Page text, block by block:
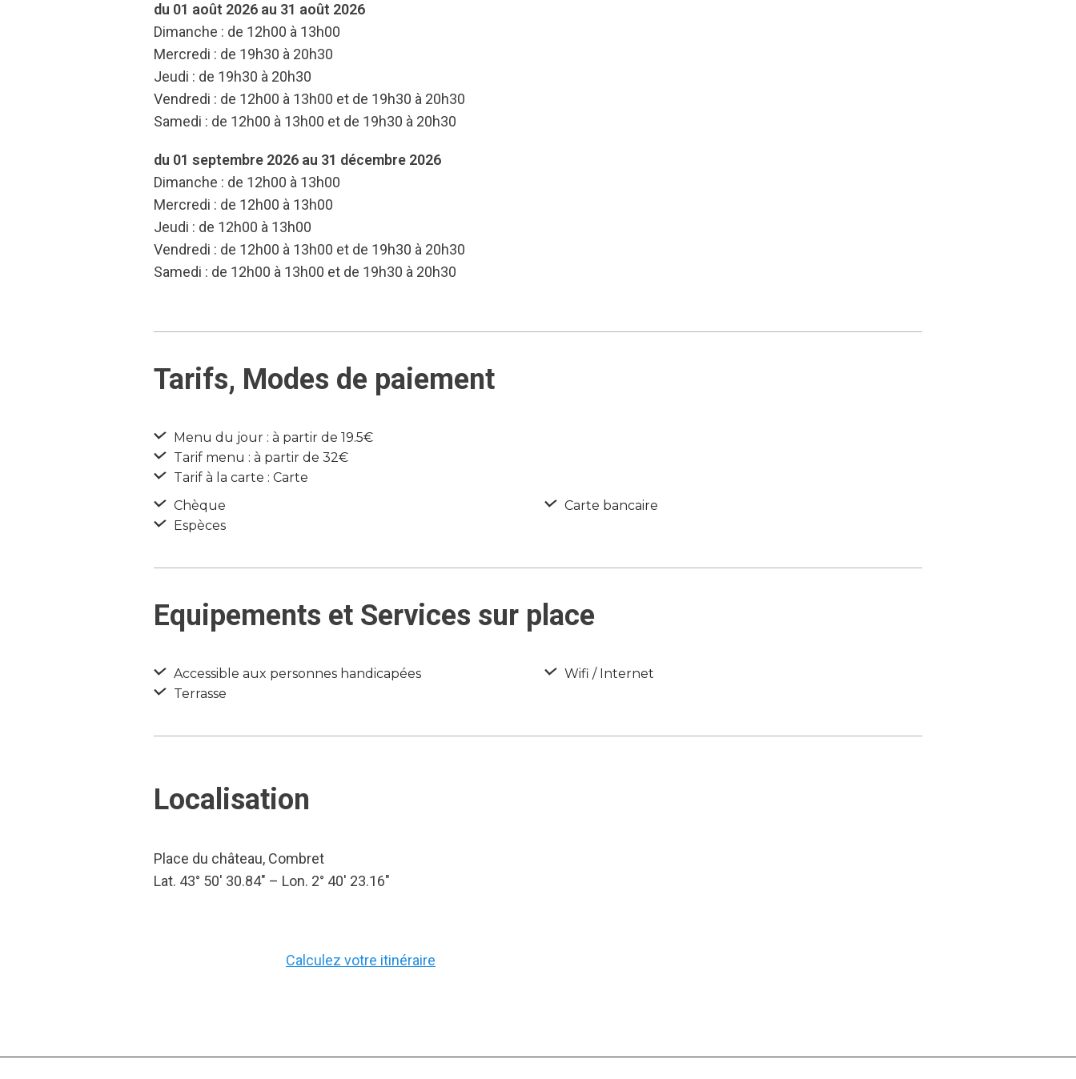
du 01 août 2026 au 31 août 2026
Dimanche : de 12h00 à 13h00
Mercredi : de 19h30 à 20h30
Jeudi : de 19h30 à 20h30
Vendredi : de 12h00 à 13h00 et de 19h30 à 20h30
Samedi : de 12h00 à 13h00 et de 19h30 à 20h30
du 01 septembre 2026 au 31 décembre 2026
Dimanche : de 12h00 à 13h00
Mercredi : de 12h00 à 13h00
Jeudi : de 12h00 à 13h00
Vendredi : de 12h00 à 13h00 et de 19h30 à 20h30
Samedi : de 12h00 à 13h00 et de 19h30 à 20h30
Tarifs, Modes de paiement
Menu du jour : à partir de 19.5€
Tarif menu : à partir de 32€
Tarif à la carte : Carte
Chèque
Espèces
Carte bancaire
Equipements et Services sur place
Accessible aux personnes handicapées
Terrasse
Wifi / Internet
Localisation
Place du château, Combret
Lat. 43° 50′ 30.84″ – Lon. 2° 40′ 23.16″
Calculez votre itinéraire